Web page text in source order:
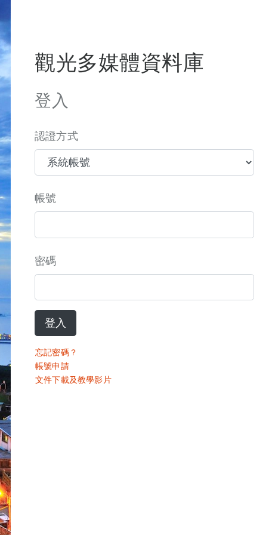
觀光多媒體資料庫
登入
認證方式
帳號
密碼
登入
忘記密碼？
帳號申請
文件下載及教學影片